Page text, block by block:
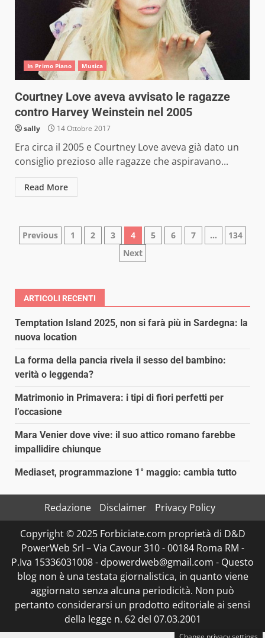
In Primo Piano Musica
Courtney Love aveva avvisato le ragazze
contro Harvey Weinstein nel 2005
sally 14 Ottobre 2017
Era circa il 2005 e Courtney Love aveva già dato un
consiglio prezioso alle ragazze che aspiravano...
Read More
Paginazione
articoli
Previous 1 2 3 4 5 6 7 …
134
Next
ARTICOLI RECENTI
Temptation Island 2025, non si farà più in Sardegna: la
nuova location
La forma della pancia rivela il sesso del bambino:
verità o leggenda?
Matrimonio in Primavera: i tipi di fiori perfetti per
l’occasione
Mara Venier dove vive: il suo attico romano farebbe
impallidire chiunque
Mediaset, programmazione 1° maggio: cambia tutto
Redazione Disclaimer
Privacy Policy
Copyright © 2025 Forbiciate.com proprietà di D&D
PowerWeb Srl – Via Cavour 310 - 00184 Roma RM -
P.Iva 15336031008 - dpowerdweb@gmail.com - Questo
blog non è una testata giornalistica, in quanto viene
aggiornato senza alcuna periodicità. Non può
pertanto considerarsi un prodotto editoriale ai sensi
della legge n. 62 del 07.03.2001